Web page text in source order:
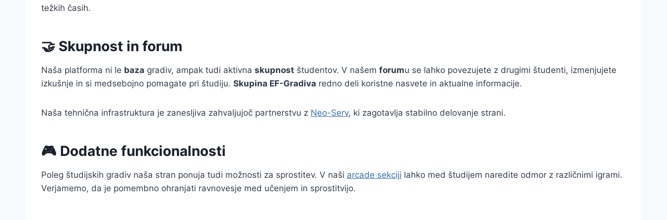
težkih časih.
🤝 Skupnost in forum
Naša platforma ni le baza gradiv, ampak tudi aktivna skupnost študentov. V našem forumu se lahko povezujete z drugimi študenti, izmenjujete
izkušnje in si medsebojno pomagate pri študiju. Skupina EF-Gradiva redno deli koristne nasvete in aktualne informacije.
Naša tehnična infrastruktura je zanesljiva zahvaljujoč partnerstvu z Neo-Serv, ki zagotavlja stabilno delovanje strani.
🎮 Dodatne funkcionalnosti
Poleg študijskih gradiv naša stran ponuja tudi možnosti za sprostitev. V naši arcade sekciji lahko med študijem naredite odmor z različnimi igrami.
Verjamemo, da je pomembno ohranjati ravnovesje med učenjem in sprostitvijo.